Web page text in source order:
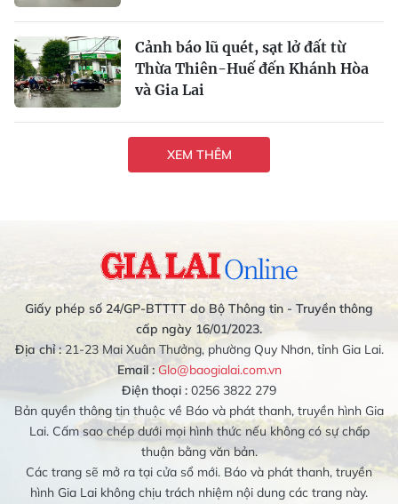
Cảnh báo lũ quét, sạt lở đất từ
Thừa Thiên-Huế đến Khánh Hòa
và Gia Lai
XEM THÊM
Giấy phép số 24/GP-BTTTT do Bộ Thông tin - Truyền thông
cấp ngày 16/01/2023.
Địa chỉ :21-23 Mai Xuân Thưởng, phường Quy Nhơn, tỉnh Gia Lai.
Email : Glo@baogialai.com.vn
Điện thoại : 0256 3822 279
Bản quyền thông tin thuộc về Báo và phát thanh, truyền hình Gia
Lai. Cấm sao chép dưới mọi hình thức nếu không có sự chấp
thuận bằng văn bản.
Các trang sẽ mở ra tại cửa sổ mới. Báo và phát thanh, truyền
hình Gia Lai không chịu trách nhiệm nội dung các trang này.